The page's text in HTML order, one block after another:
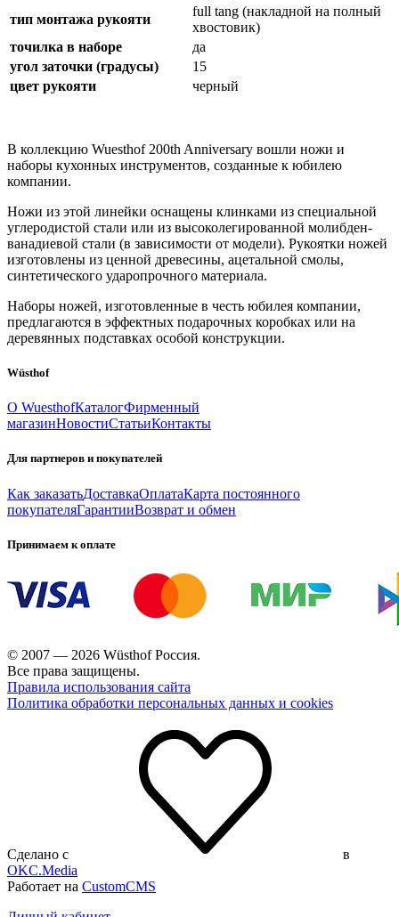
тип монтажа рукояти
full tang (накладной на полный
хвостовик)
точилка в наборе
да
угол заточки (градусы)
15
цвет рукояти
черный
В коллекцию Wuesthof 200th Anniversary вошли ножи и
наборы кухонных инструментов, созданные к юбилею
компании.
Ножи из этой линейки оснащены клинками из специальной
углеродистой стали или из высоколегированной молибден-
ванадиевой стали (в зависимости от модели). Рукоятки ножей
изготовлены из ценной древесины, ацетальной смолы,
синтетического ударопрочного материала.
Наборы ножей, изготовленные в честь юбилея компании,
предлагаются в эффектных подарочных коробках или на
деревянных подставках особой конструкции.
Wüsthof
О WuesthofКаталогФирменный
магазинНовостиСтатьиКонтакты
Для партнеров и покупателей
Как заказатьДоставкаОплатаКарта постоянного
покупателяГарантииВозврат и обмен
Принимаем к оплате
© 2007 — 2026 Wüsthof Россия.
Все права защищены.
Правила использования сайта
Политика обработки персональных данных и cookies
Сделано с
в
OKC.Media
Работает на CustomCMS